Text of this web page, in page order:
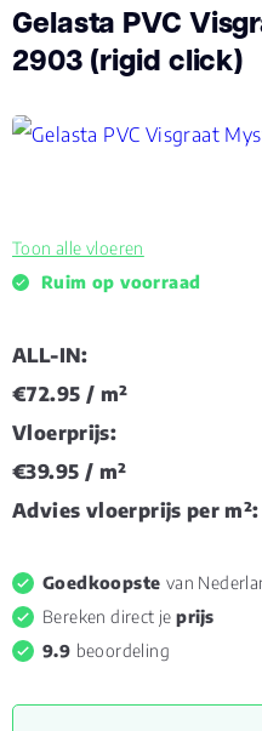
Gelasta PVC
2903 (rigid click)
Toon alle vloeren
Ruim op voorraad
ALL-IN:
€72.95 / m²
Vloerprijs:
€39.95 / m²
Advies vloerprijs per m²:
Goedkoopste van
Bereken direct jeprijs
9.9 beoordeling